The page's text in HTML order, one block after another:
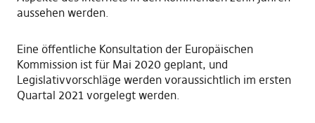
aussehen werden.
Eine öffentliche Konsultation der Europäischen
Kommission ist für Mai 2020 geplant, und
Legislativvorschläge werden voraussichtlich im ersten
Quartal 2021 vorgelegt werden.